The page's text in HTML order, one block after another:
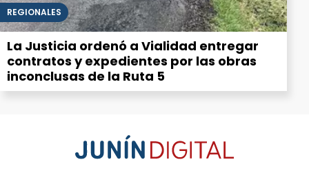
REGIONALES
La Justicia ordenó a Vialidad entregar
contratos y expedientes por las obras
inconclusas de la Ruta 5